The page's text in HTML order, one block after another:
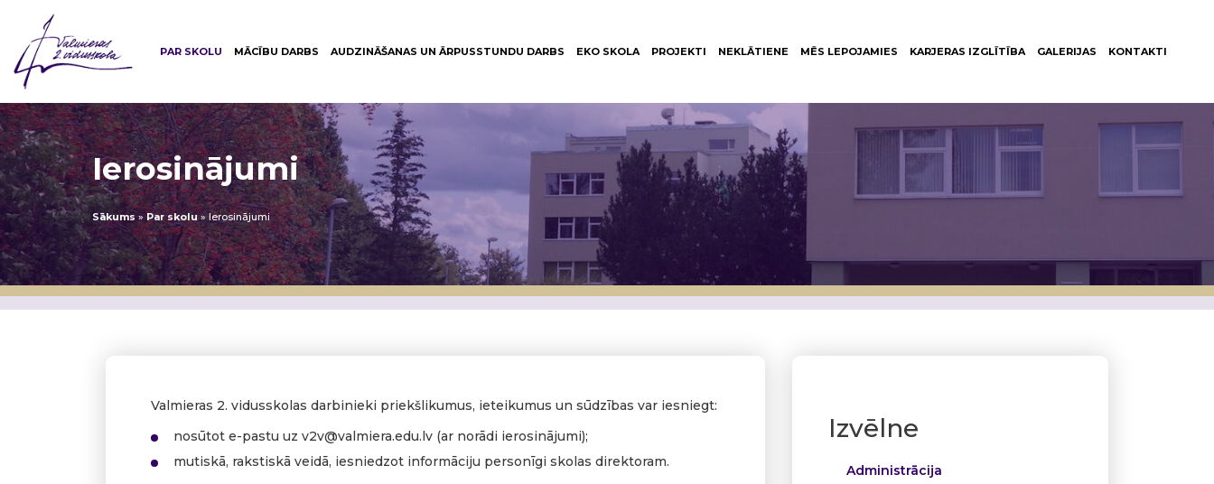
PAR SKOLU MĀCĪBU DARBS AUDZINĀŠANAS UN ĀRPUSSTUNDU DARBS EKO SKOLA PROJEKTI NEKLĀTIENE MĒS LEPOJAMIES KARJERAS IZGLĪTĪBA GALERIJAS KONTAKTI
Ierosinājumi
Sākums»Par skolu»Ierosinājumi
Izvēlne
Administrācija
Valmieras 2. vidusskolas darbinieki priekšlikumus, ieteikumus un sūdzības var iesniegt:
nosūtot e-pastu uz v2v@valmiera.edu.lv (ar norādi ierosinājumi);
mutiskā, rakstiskā veidā, iesniedzot informāciju personīgi skolas direktoram.